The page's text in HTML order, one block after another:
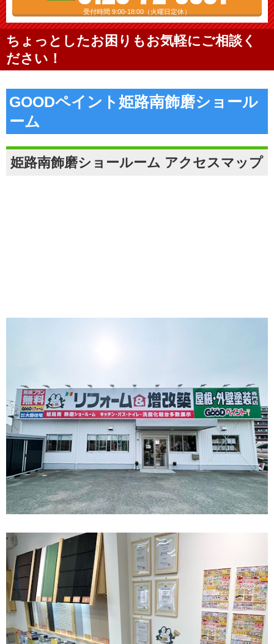
受付時間 9:00-18:00（火曜日定休）
ちょっとしたお困りもお気軽にご相談く
ださい！
GOODペイント姫路南飾磨ショール
ーム
姫路南飾磨ショールーム アクセスマップ